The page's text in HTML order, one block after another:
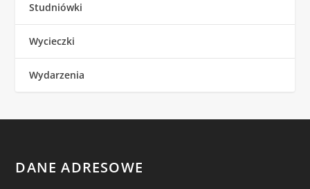
Studniówki
Wycieczki
Wydarzenia
DANE ADRESOWE